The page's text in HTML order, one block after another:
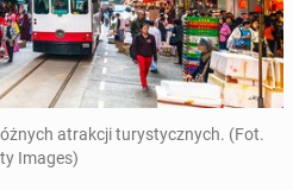
atrak­cji tu­ry­stycz­nych. (Fot.
Images)